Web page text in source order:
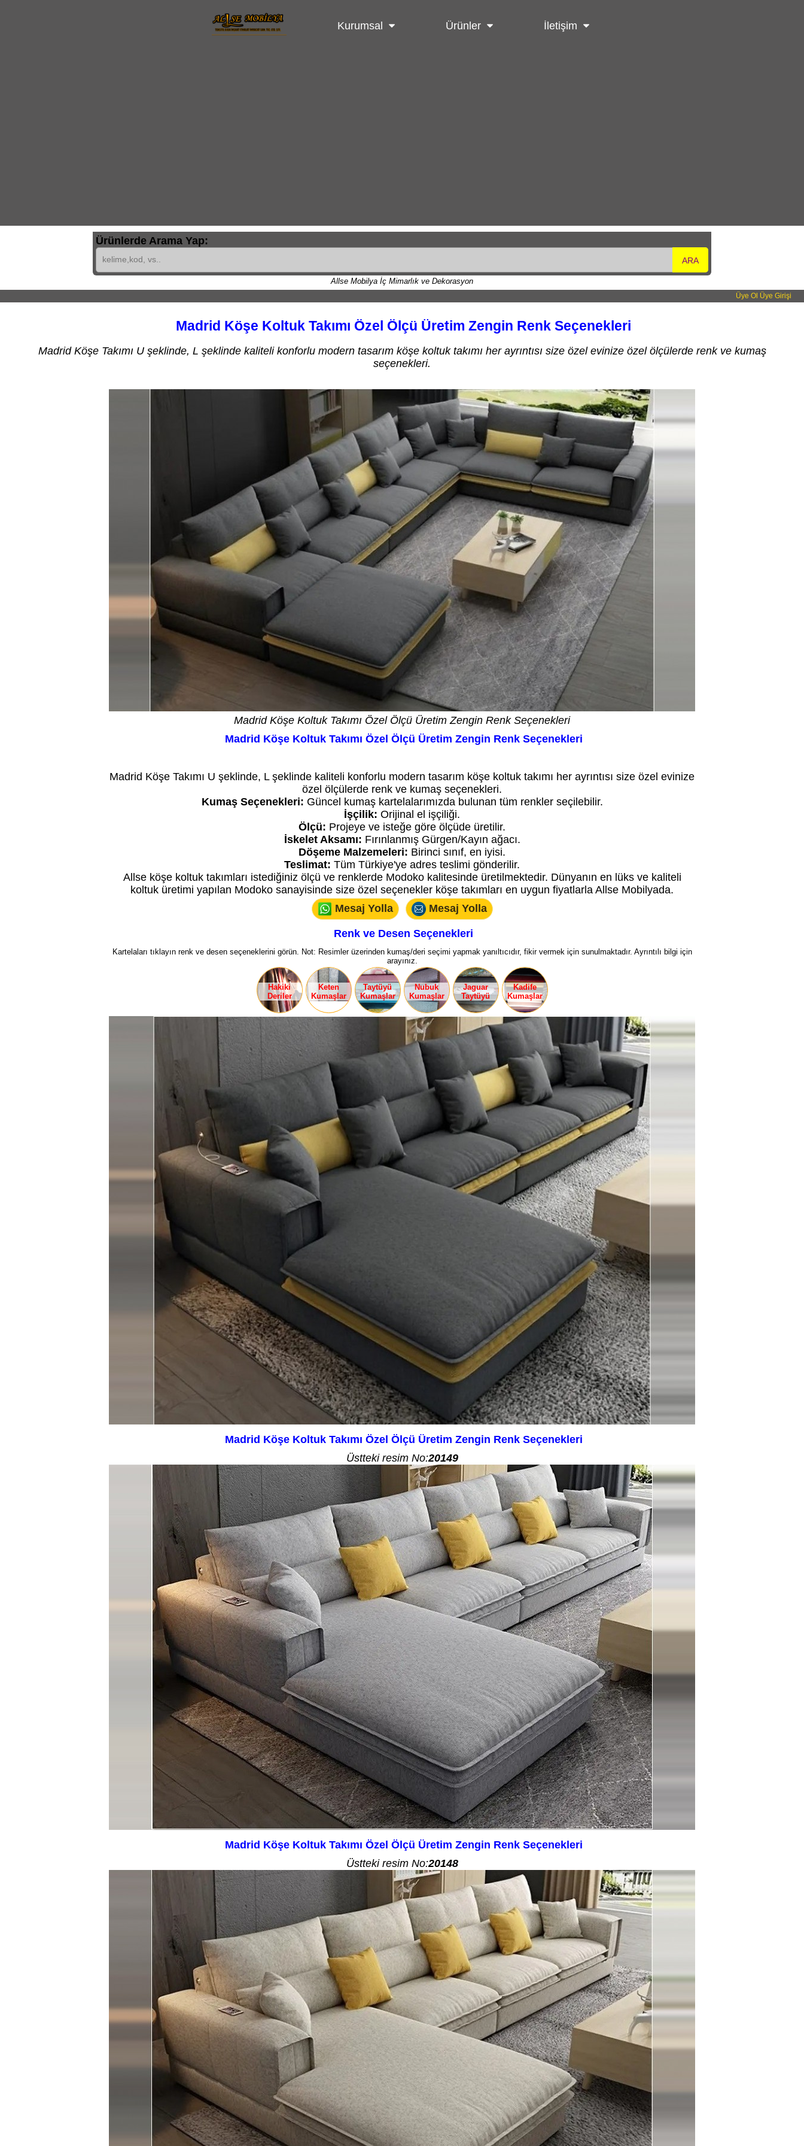
Kurumsal Ürünler İletişim
Ürünlerde Arama Yap:
ARA
Allse Mobilya İç Mimarlık ve Dekorasyon
Üye Ol Üye Girişi
Madrid Köşe Koltuk Takımı Özel Ölçü Üretim Zengin Renk Seçenekleri
Madrid Köşe Takımı U şeklinde, L şeklinde kaliteli konforlu modern tasarım köşe koltuk takımı her ayrıntısı size özel evinize özel ölçülerde renk ve kumaş
seçenekleri.
Madrid Köşe Koltuk Takımı Özel Ölçü Üretim Zengin Renk Seçenekleri
Madrid Köşe Koltuk Takımı Özel Ölçü Üretim Zengin Renk Seçenekleri
Madrid Köşe Takımı U şeklinde, L şeklinde kaliteli konforlu modern tasarım köşe koltuk takımı her ayrıntısı size özel evinize
özel ölçülerde renk ve kumaş seçenekleri.
Kumaş Seçenekleri: Güncel kumaş kartelalarımızda bulunan tüm renkler seçilebilir.
İşçilik: Orijinal el işçiliği.
Ölçü: Projeye ve isteğe göre ölçüde üretilir.
İskelet Aksamı: Fırınlanmış Gürgen/Kayın ağacı.
Döşeme Malzemeleri: Birinci sınıf, en iyisi.
Teslimat: Tüm Türkiye'ye adres teslimi gönderilir.
Allse köşe koltuk takımları istediğiniz ölçü ve renklerde Modoko kalitesinde üretilmektedir. Dünyanın en lüks ve kaliteli
koltuk üretimi yapılan Modoko sanayisinde size özel seçenekler köşe takımları en uygun fiyatlarla Allse Mobilyada.
Mesaj Yolla
Mesaj Yolla
Renk ve Desen Seçenekleri
Kartelaları tıklayın renk ve desen seçeneklerini görün. Not: Resimler üzerinden kumaş/deri seçimi yapmak yanıltıcıdır, fikir vermek için sunulmaktadır. Ayrıntılı bilgi için
arayınız.
Hakiki
Deriler
Keten
Kumaşlar
Taytüyü
Kumaşlar
Nubuk
Kumaşlar
Jaguar
Taytüyü
Kadife
Kumaşlar
Madrid Köşe Koltuk Takımı Özel Ölçü Üretim Zengin Renk Seçenekleri
Üstteki resim No:20149
Madrid Köşe Koltuk Takımı Özel Ölçü Üretim Zengin Renk Seçenekleri
Üstteki resim No:20148